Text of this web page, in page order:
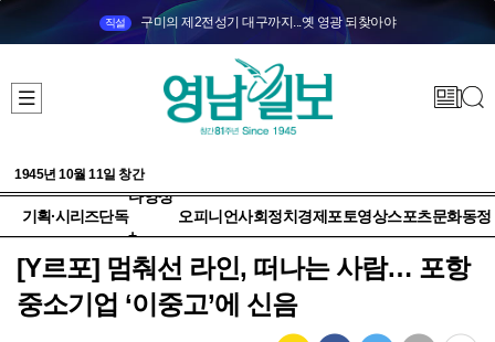
직설 구미의 제2전성기 대구까지...옛 영광 되찾아야
1945년 10월 11일 창간
기획·시리즈단독
다양성
+
오피니언사회정치 경제 포토영상스포츠문화동정
[Y르포] 멈춰선 라인, 떠나는 사람… 포항
중소기업 ‘이중고’에 신음